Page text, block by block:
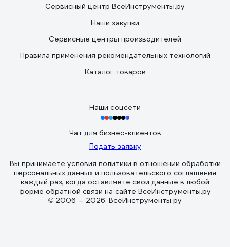
Сервисный центр ВсеИнструменты.ру
Наши закупки
Сервисные центры производителей
Правила применения рекомендательных технологий
Каталог товаров
Наши соцсети
Чат для бизнес-клиентов
Подать заявку
Вы принимаете условия политики в отношении обработки
персональных данных и пользовательского соглашения
каждый раз, когда оставляете свои данные в любой
форме обратной связи на сайте ВсеИнструменты.ру
© 2006 — 2026. ВсеИнструменты.ру